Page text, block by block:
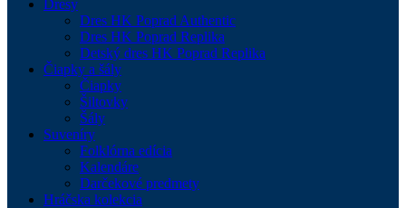
Dresy
Dres HK Poprad Authentic
Dres HK Poprad Replika
Detský dres HK Poprad Replika
Čiapky a šály
Čiapky
Šiltovky
Šály
Suveníry
Folklórna edícia
Kalendáre
Darčekové predmety
Hráčska kolekcia